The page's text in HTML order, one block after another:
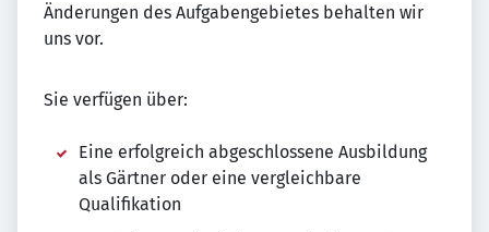
Änderungen des Aufgabengebietes behalten wir
uns vor.
Sie verfügen über:
Eine erfolgreich abgeschlossene Ausbildung
als Gärtner oder eine vergleichbare
Qualifikation